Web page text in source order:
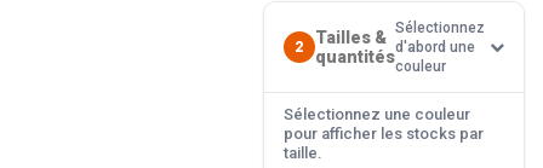
2
Tailles &
quantités
Sélectionnez
d'abord une
couleur
Sélectionnez une couleur
pour afficher les stocks par
taille.